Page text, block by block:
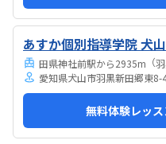
あすか個別指導学院 犬
田県神社前駅から2935m （
愛知県犬山市羽黒新田郷東8-
無料体験レッ